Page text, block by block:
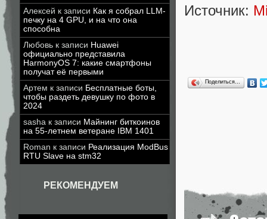
Алексей к записи Как я собрал LLM-
печку на 4 GPU, и на что она
способна
Любовь к записи Huawei
официально представила
HarmonyOS 7: какие смартфоны
получат её первыми
Артем к записи Бесплатные боты,
чтобы раздеть девушку по фото в
2024
sasha к записи Майнинг биткоинов
на 55-летнем ветеране IBM 1401
Roman к записи Реализация ModBus
RTU Slave на stm32
РЕКОМЕНДУЕМ
Источник:
Поделиться…